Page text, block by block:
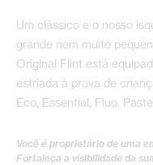
Um clássico e o nosso
grande nem muito
Original Flint está
estriada à prova de
Eco, Essential, Fluo,
Você é proprietário de uma
Fortaleça a visibilidade da